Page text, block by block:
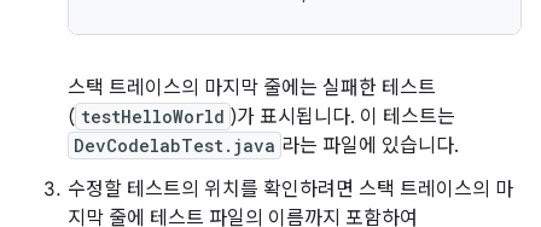
스택 트레이스의 마지막 줄에는 실패한 테스트
( testHelloWorld )가 표시됩니다. 이 테스트는
DevCodelabTest.java 라는 파일에 있습니다.
수정할 테스트의 위치를 확인하려면 스택 트레이스의 마
지막 줄에 테스트 파일의 이름까지 포함하여